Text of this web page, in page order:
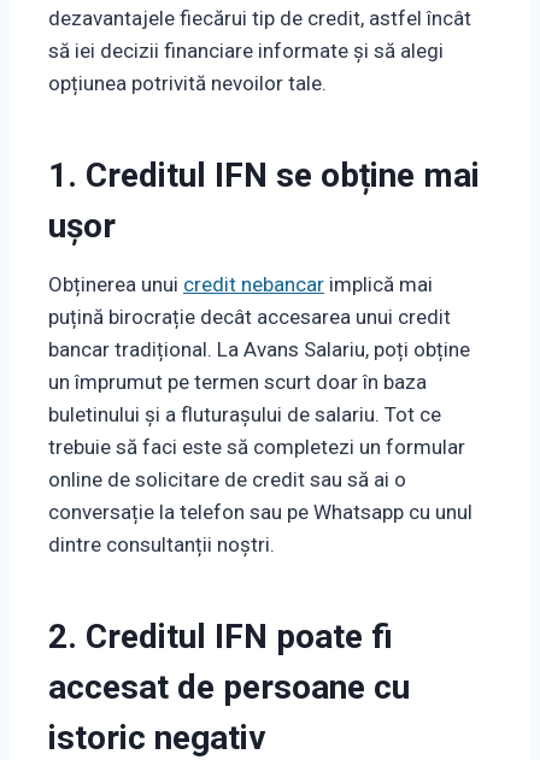
dezavantajele fiecărui tip de credit, astfel încât
să iei decizii financiare informate și să alegi
opțiunea potrivită nevoilor tale.
1. Creditul IFN se obține mai
ușor
Obținerea unui credit nebancar implică mai
puțină birocrație decât accesarea unui credit
bancar tradițional. La Avans Salariu, poți obține
un împrumut pe termen scurt doar în baza
buletinului și a fluturașului de salariu. Tot ce
trebuie să faci este să completezi un formular
online de solicitare de credit sau să ai o
conversație la telefon sau pe Whatsapp cu unul
dintre consultanții noștri.
2. Creditul IFN poate fi
accesat de persoane cu
istoric negativ